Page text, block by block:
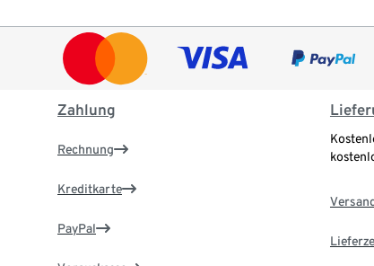
Zahlung
Rechnung
Kreditkarte
PayPal